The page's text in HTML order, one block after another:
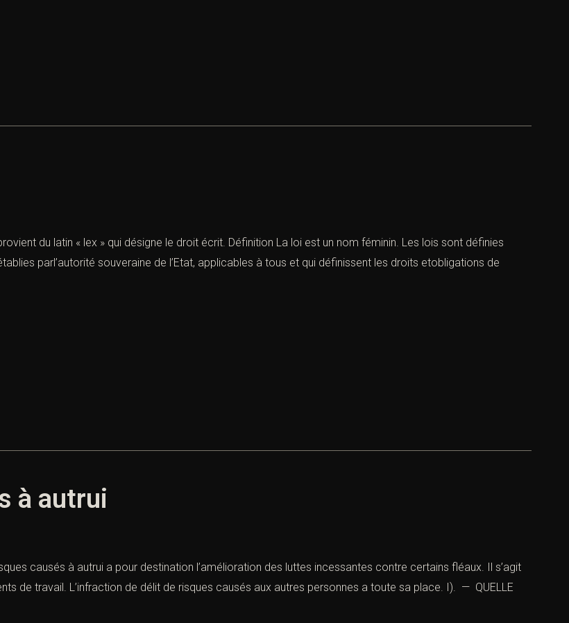
du latin « lex » qui désigne le droit écrit. Définition La loi est un nom féminin. Les lois sont définies
parl’autorité souveraine de l’Etat, applicables à tous et qui définissent les droits etobligations de
à autrui
causés à autrui a pour destination l’amélioration des luttes incessantes contre certains fléaux. Il s’agit
de travail. L’infraction de délit de risques causés aux autres personnes a toute sa place. I). — QUELLE